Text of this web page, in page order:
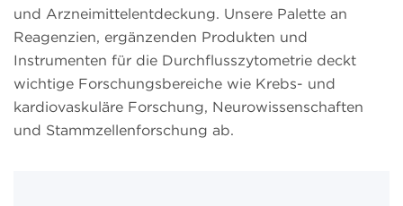
und Arzneimittelentdeckung. Unsere Palette an
Reagenzien, ergänzenden Produkten und
Instrumenten für die Durchflusszytometrie deckt
wichtige Forschungsbereiche wie Krebs- und
kardiovaskuläre Forschung, Neurowissenschaften
und Stammzellenforschung ab.